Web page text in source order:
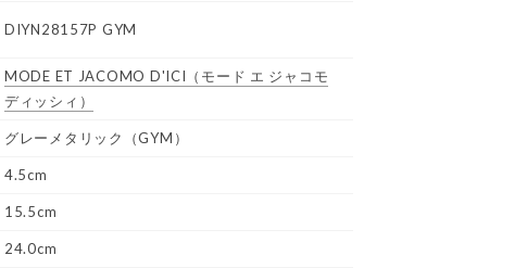
DIYN28157P GYM
MODE ET JACOMO D'ICI （モード エ ジャコモ
ディッシィ）
グレーメタリック（GYM）
4.5cm
15.5cm
24.0cm